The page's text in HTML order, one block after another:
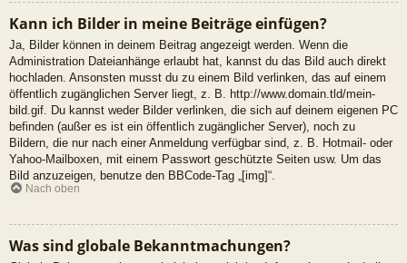
Kann ich Bilder in meine Beiträge einfügen?
Ja, Bilder können in deinem Beitrag angezeigt werden. Wenn die
Administration Dateianhänge erlaubt hat, kannst du das Bild auch direkt
hochladen. Ansonsten musst du zu einem Bild verlinken, das auf einem
öffentlich zugänglichen Server liegt, z. B. http://www.domain.tld/mein-
bild.gif. Du kannst weder Bilder verlinken, die sich auf deinem eigenen PC
befinden (außer es ist ein öffentlich zugänglicher Server), noch zu
Bildern, die nur nach einer Anmeldung verfügbar sind, z. B. Hotmail- oder
Yahoo-Mailboxen, mit einem Passwort geschützte Seiten usw. Um das
Bild anzuzeigen, benutze den BBCode-Tag „[img]“.
Nach oben
Was sind globale Bekanntmachungen?